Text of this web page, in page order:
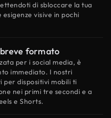
di sbloccare la tua
visive in pochi
formato
per i social media, è
immediato. I nostri
dispositivi mobili ti
nei primi tre secondi e a
e Shorts.